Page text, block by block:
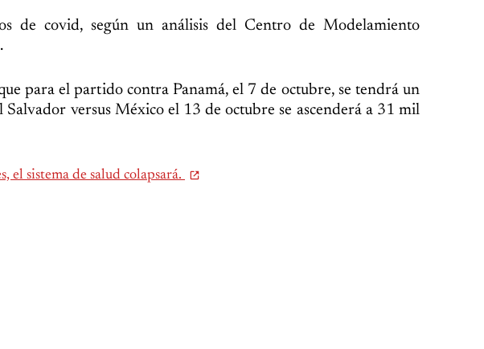
de covid, según un análisis del Centro de Modelamiento
para el partido contra Panamá, el 7 de octubre, se tendrá un
versus México el 13 de octubre se ascenderá a 31 mil
el sistema de salud colapsará.